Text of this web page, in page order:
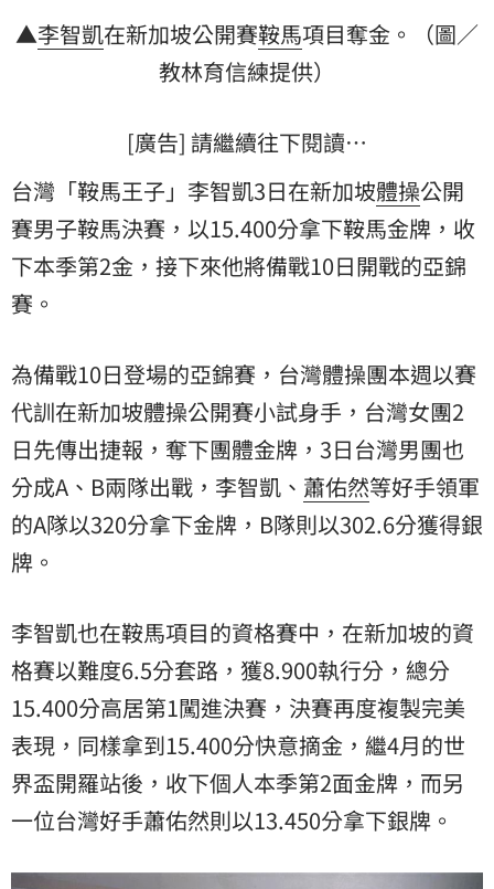
▲李智凱在新加坡公開賽鞍馬項目奪金。（圖／
教林育信練提供）
[廣告] 請繼續往下閱讀…
台灣「鞍馬王子」李智凱3日在新加坡體操公開
賽男子鞍馬決賽，以15.400分拿下鞍馬金牌，收
下本季第2金，接下來他將備戰10日開戰的亞錦
賽 。
為備戰10日登場的亞錦賽，台灣體操團本週以賽
代訓在新加坡體操公開賽小試身手，台灣女團2
日先傳出捷報，奪下團體金牌，3日台灣男團也
分成A、B兩隊出戰，李智凱、 蕭佑然等好手領軍
的A隊以320分拿下金牌，B隊則以302.6分獲得銀
牌。
李智凱也在鞍馬項目的資格賽中，在新加坡的資
格賽以難度6.5分套路，獲8.900執行分，總分
15.400分高居第1闖進決賽，決賽再度複製完美
表現，同樣拿到15.400分快意摘金，繼4月的世
界盃開羅站後，收下個人本季第2面金牌，而另
一位台灣好手蕭佑然則以13.450分拿下銀牌。